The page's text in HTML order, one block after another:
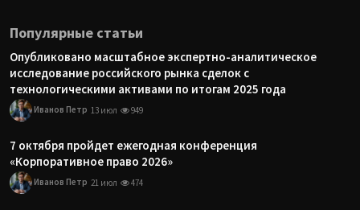
Популярные статьи
Опубликовано масштабное экспертно-аналитическое
исследование российского рынка сделок с
технологическими активами по итогам 2025 года
Иванов Петр 13 июл 949
7 октября пройдет ежегодная конференция
«Корпоративное право 2026»
Иванов Петр 21 июл 474